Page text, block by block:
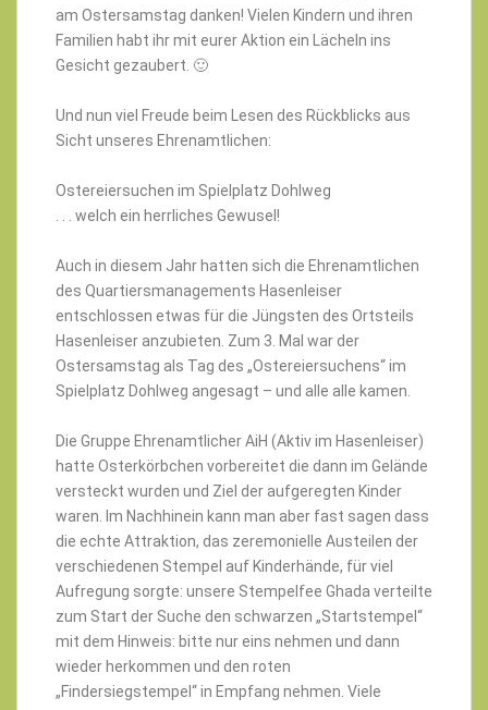
am Ostersamstag danken! Vielen Kindern und ihren
Familien habt ihr mit eurer Aktion ein Lächeln ins
Gesicht gezaubert. 🙂
Und nun viel Freude beim Lesen des Rückblicks aus
Sicht unseres Ehrenamtlichen:
Ostereiersuchen im Spielplatz Dohlweg
. . . welch ein herrliches Gewusel!
Auch in diesem Jahr hatten sich die Ehrenamtlichen
des Quartiersmanagements Hasenleiser
entschlossen etwas für die Jüngsten des Ortsteils
Hasenleiser anzubieten. Zum 3. Mal war der
Ostersamstag als Tag des „Ostereiersuchens“ im
Spielplatz Dohlweg angesagt – und alle alle kamen.
Die Gruppe Ehrenamtlicher AiH (Aktiv im Hasenleiser)
hatte Osterkörbchen vorbereitet die dann im Gelände
versteckt wurden und Ziel der aufgeregten Kinder
waren. Im Nachhinein kann man aber fast sagen dass
die echte Attraktion, das zeremonielle Austeilen der
verschiedenen Stempel auf Kinderhände, für viel
Aufregung sorgte: unsere Stempelfee Ghada verteilte
zum Start der Suche den schwarzen „Startstempel“
mit dem Hinweis: bitte nur eins nehmen und dann
wieder herkommen und den roten
„Findersiegstempel“ in Empfang nehmen. Viele